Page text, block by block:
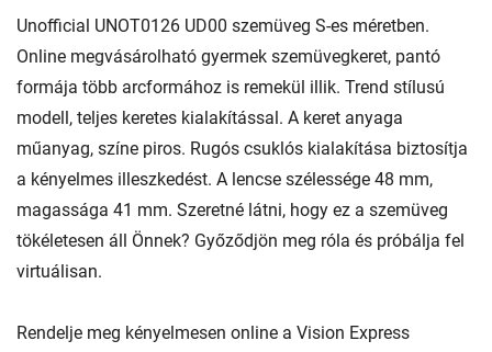
Unofficial UNOT0126 UD00 szemüveg S-es méretben.
Online megvásárolható gyermek szemüvegkeret, pantó
formája több arcformához is remekül illik. Trend stílusú
modell, teljes keretes kialakítással. A keret anyaga
műanyag, színe piros. Rugós csuklós kialakítása biztosítja
a kényelmes illeszkedést. A lencse szélessége 48 mm,
magassága 41 mm. Szeretné látni, hogy ez a szemüveg
tökéletesen áll Önnek? Győződjön meg róla és próbálja fel
virtuálisan.
Rendelje meg kényelmesen online a Vision Express